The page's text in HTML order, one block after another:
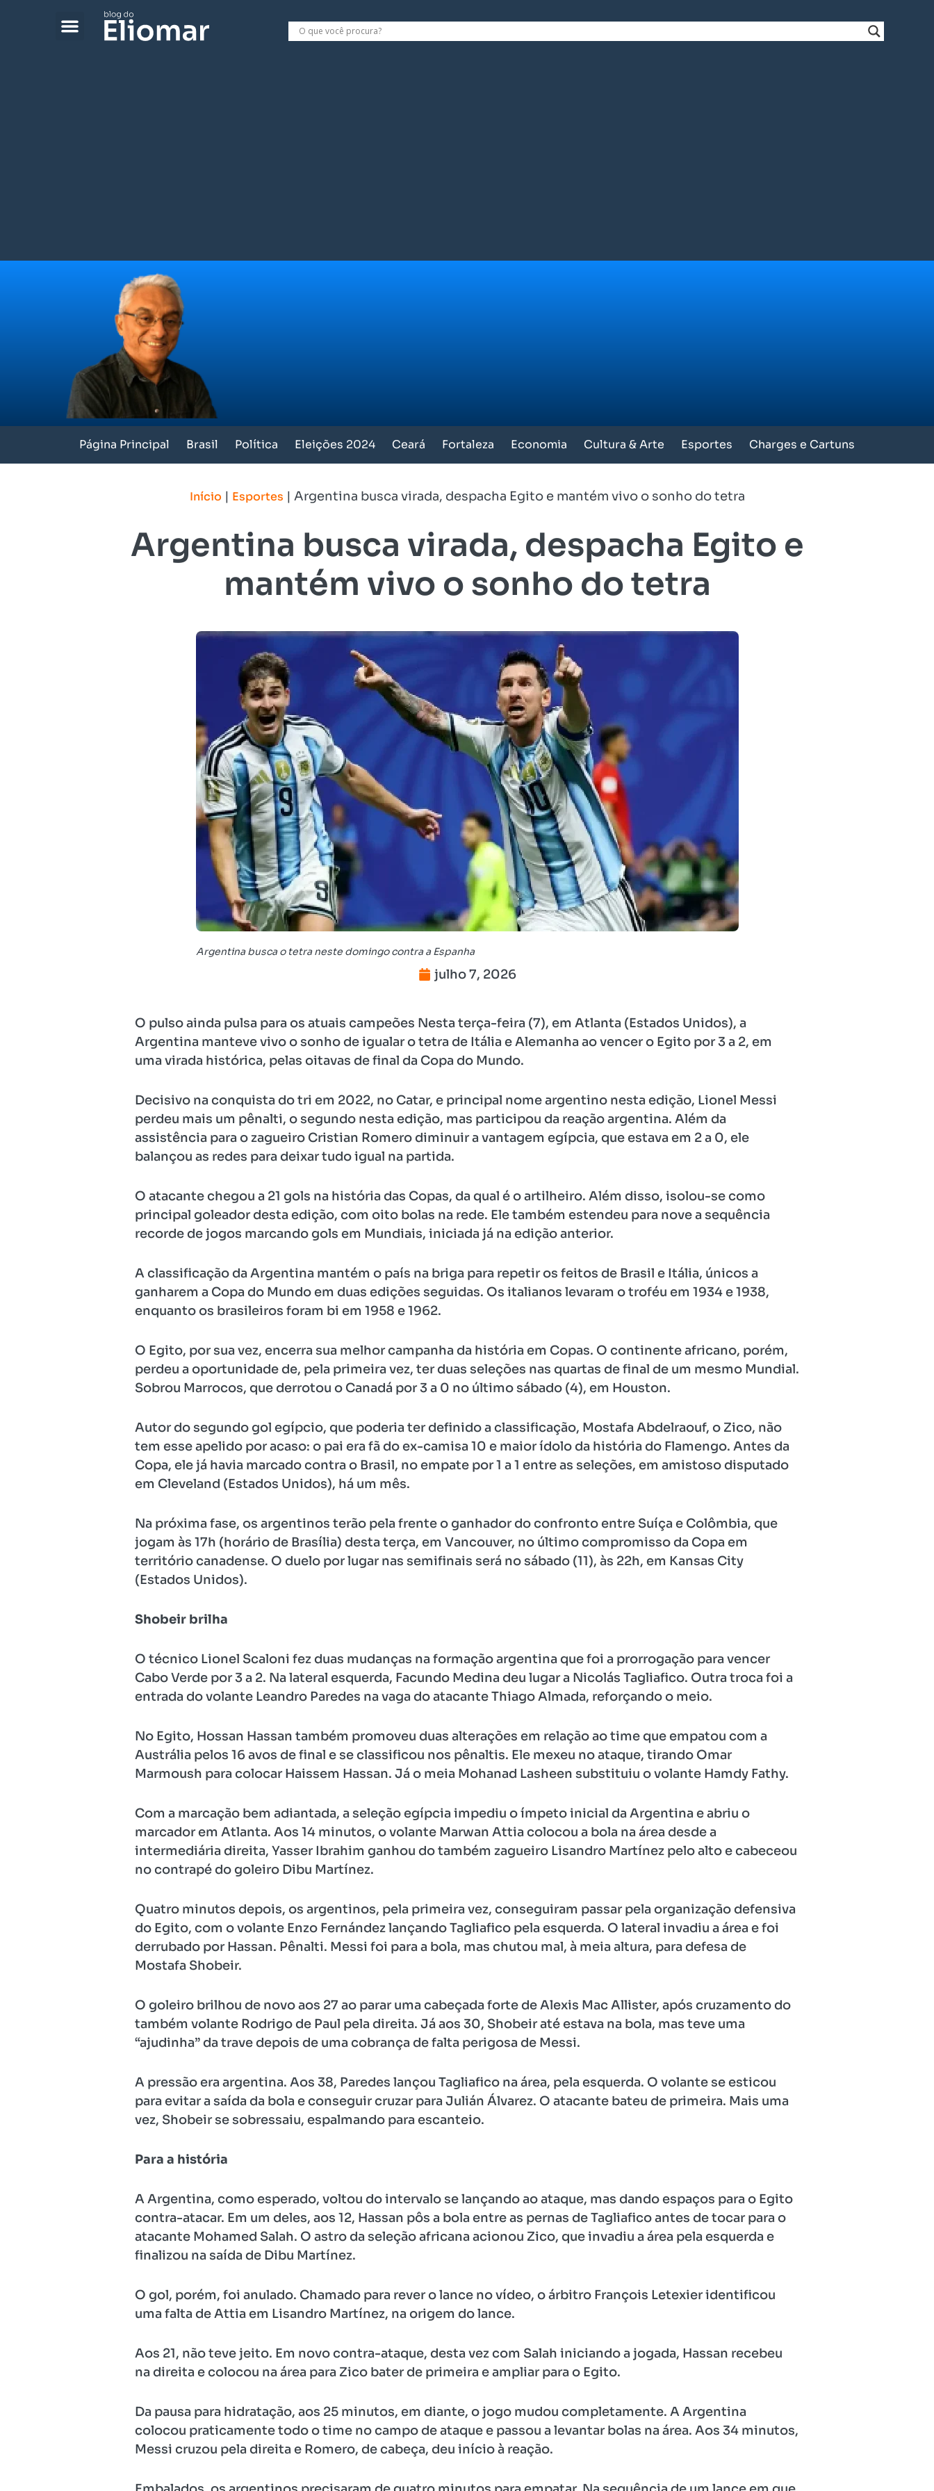
Página Principal Brasil Política Eleições 2024 Ceará Fortaleza Economia Cultura & Arte Esportes Charges e Cartuns
Início | Esportes | Argentina busca virada, despacha Egito e mantém vivo o sonho do tetra
Argentina busca virada, despacha Egito e
mantém vivo o sonho do tetra
Argentina busca o tetra neste domingo contra a Espanha
julho 7, 2026
O pulso ainda pulsa para os atuais campeões Nesta terça-feira (7), em Atlanta (Estados Unidos), a
Argentina manteve vivo o sonho de igualar o tetra de Itália e Alemanha ao vencer o Egito por 3 a 2, em
uma virada histórica, pelas oitavas de final da Copa do Mundo.
Decisivo na conquista do tri em 2022, no Catar, e principal nome argentino nesta edição, Lionel Messi
perdeu mais um pênalti, o segundo nesta edição, mas participou da reação argentina. Além da
assistência para o zagueiro Cristian Romero diminuir a vantagem egípcia, que estava em 2 a 0, ele
balançou as redes para deixar tudo igual na partida.
O atacante chegou a 21 gols na história das Copas, da qual é o artilheiro. Além disso, isolou-se como
principal goleador desta edição, com oito bolas na rede. Ele também estendeu para nove a sequência
recorde de jogos marcando gols em Mundiais, iniciada já na edição anterior.
A classificação da Argentina mantém o país na briga para repetir os feitos de Brasil e Itália, únicos a
ganharem a Copa do Mundo em duas edições seguidas. Os italianos levaram o troféu em 1934 e 1938,
enquanto os brasileiros foram bi em 1958 e 1962.
O Egito, por sua vez, encerra sua melhor campanha da história em Copas. O continente africano, porém,
perdeu a oportunidade de, pela primeira vez, ter duas seleções nas quartas de final de um mesmo Mundial.
Sobrou Marrocos, que derrotou o Canadá por 3 a 0 no último sábado (4), em Houston.
Autor do segundo gol egípcio, que poderia ter definido a classificação, Mostafa Abdelraouf, o Zico, não
tem esse apelido por acaso: o pai era fã do ex-camisa 10 e maior ídolo da história do Flamengo. Antes da
Copa, ele já havia marcado contra o Brasil, no empate por 1 a 1 entre as seleções, em amistoso disputado
em Cleveland (Estados Unidos), há um mês.
Na próxima fase, os argentinos terão pela frente o ganhador do confronto entre Suíça e Colômbia, que
jogam às 17h (horário de Brasília) desta terça, em Vancouver, no último compromisso da Copa em
território canadense. O duelo por lugar nas semifinais será no sábado (11), às 22h, em Kansas City
(Estados Unidos).
Shobeir brilha
O técnico Lionel Scaloni fez duas mudanças na formação argentina que foi a prorrogação para vencer
Cabo Verde por 3 a 2. Na lateral esquerda, Facundo Medina deu lugar a Nicolás Tagliafico. Outra troca foi a
entrada do volante Leandro Paredes na vaga do atacante Thiago Almada, reforçando o meio.
No Egito, Hossan Hassan também promoveu duas alterações em relação ao time que empatou com a
Austrália pelos 16 avos de final e se classificou nos pênaltis. Ele mexeu no ataque, tirando Omar
Marmoush para colocar Haissem Hassan. Já o meia Mohanad Lasheen substituiu o volante Hamdy Fathy.
Com a marcação bem adiantada, a seleção egípcia impediu o ímpeto inicial da Argentina e abriu o
marcador em Atlanta. Aos 14 minutos, o volante Marwan Attia colocou a bola na área desde a
intermediária direita, Yasser Ibrahim ganhou do também zagueiro Lisandro Martínez pelo alto e cabeceou
no contrapé do goleiro Dibu Martínez.
Quatro minutos depois, os argentinos, pela primeira vez, conseguiram passar pela organização defensiva
do Egito, com o volante Enzo Fernández lançando Tagliafico pela esquerda. O lateral invadiu a área e foi
derrubado por Hassan. Pênalti. Messi foi para a bola, mas chutou mal, à meia altura, para defesa de
Mostafa Shobeir.
O goleiro brilhou de novo aos 27 ao parar uma cabeçada forte de Alexis Mac Allister, após cruzamento do
também volante Rodrigo de Paul pela direita. Já aos 30, Shobeir até estava na bola, mas teve uma
“ajudinha” da trave depois de uma cobrança de falta perigosa de Messi.
A pressão era argentina. Aos 38, Paredes lançou Tagliafico na área, pela esquerda. O volante se esticou
para evitar a saída da bola e conseguir cruzar para Julián Álvarez. O atacante bateu de primeira. Mais uma
vez, Shobeir se sobressaiu, espalmando para escanteio.
Para a história
A Argentina, como esperado, voltou do intervalo se lançando ao ataque, mas dando espaços para o Egito
contra-atacar. Em um deles, aos 12, Hassan pôs a bola entre as pernas de Tagliafico antes de tocar para o
atacante Mohamed Salah. O astro da seleção africana acionou Zico, que invadiu a área pela esquerda e
finalizou na saída de Dibu Martínez.
O gol, porém, foi anulado. Chamado para rever o lance no vídeo, o árbitro François Letexier identificou
uma falta de Attia em Lisandro Martínez, na origem do lance.
Aos 21, não teve jeito. Em novo contra-ataque, desta vez com Salah iniciando a jogada, Hassan recebeu
na direita e colocou na área para Zico bater de primeira e ampliar para o Egito.
Da pausa para hidratação, aos 25 minutos, em diante, o jogo mudou completamente. A Argentina
colocou praticamente todo o time no campo de ataque e passou a levantar bolas na área. Aos 34 minutos,
Messi cruzou pela direita e Romero, de cabeça, deu início à reação.